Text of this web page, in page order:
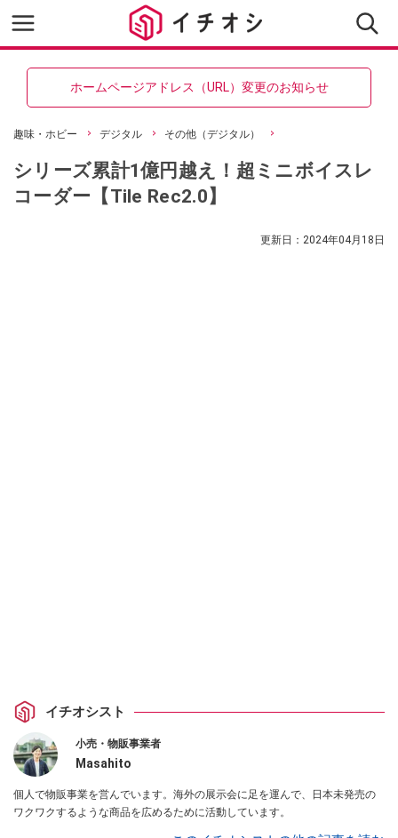
ホームページアドレス（URL）変更のお知らせ
趣味・ホビー デジタル その他（デジタル）
シリーズ累計1億円越え！超ミニボイスレ
コーダー【Tile Rec2.0】
更新日： 2024年04月18日
イチオシスト
小売・物販事業者
Masahito
個人で物販事業を営んでいます。海外の展示会に足を運んで、日本未発売の
ワクワクするような商品を広めるために活動しています。